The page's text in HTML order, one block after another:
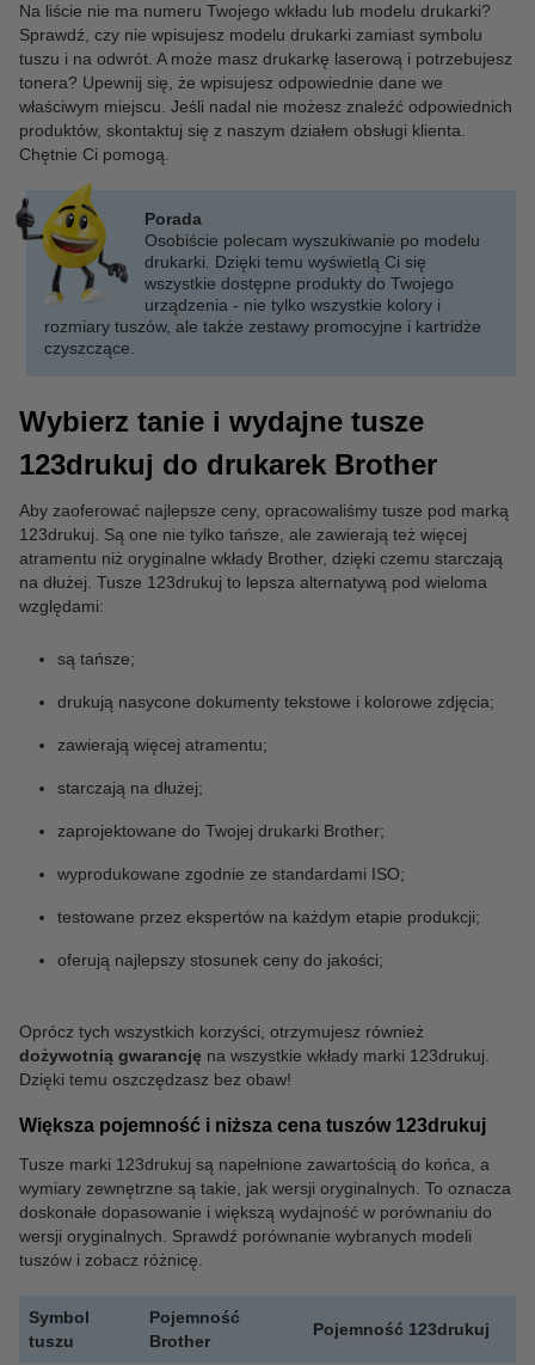
Na liście nie ma numeru Twojego wkładu lub modelu drukarki?
Sprawdź, czy nie wpisujesz modelu drukarki zamiast symbolu
tuszu i na odwrót. A może masz drukarkę laserową i potrzebujesz
tonera? Upewnij się, że wpisujesz odpowiednie dane we
właściwym miejscu. Jeśli nadal nie możesz znaleźć odpowiednich
produktów, skontaktuj się z naszym działem obsługi klienta.
Chętnie Ci pomogą.
Porada
Osobiście polecam wyszukiwanie po modelu
drukarki. Dzięki temu wyświetlą Ci się
wszystkie dostępne produkty do Twojego
urządzenia - nie tylko wszystkie kolory i
rozmiary tuszów, ale także zestawy promocyjne i kartridże
czyszczące.
Wybierz tanie i wydajne tusze
123drukuj do drukarek Brother
Aby zaoferować najlepsze ceny, opracowaliśmy tusze pod marką
123drukuj. Są one nie tylko tańsze, ale zawierają też więcej
atramentu niż oryginalne wkłady Brother, dzięki czemu starczają
na dłużej. Tusze 123drukuj to lepsza alternatywą pod wieloma
względami:
są tańsze;
drukują nasycone dokumenty tekstowe i kolorowe zdjęcia;
zawierają więcej atramentu;
starczają na dłużej;
zaprojektowane do Twojej drukarki Brother;
wyprodukowane zgodnie ze standardami ISO;
testowane przez ekspertów na każdym etapie produkcji;
oferują najlepszy stosunek ceny do jakości;
Oprócz tych wszystkich korzyści, otrzymujesz również
dożywotnią gwarancję na wszystkie wkłady marki 123drukuj.
Dzięki temu oszczędzasz bez obaw!
Większa pojemność i niższa cena tuszów 123drukuj
Tusze marki 123drukuj są napełnione zawartością do końca, a
wymiary zewnętrzne są takie, jak wersji oryginalnych. To oznacza
doskonałe dopasowanie i większą wydajność w porównaniu do
wersji oryginalnych. Sprawdź porównanie wybranych modeli
tuszów i zobacz różnicę.
Symbol
tuszu
Pojemność
Brother
Pojemność 123drukuj